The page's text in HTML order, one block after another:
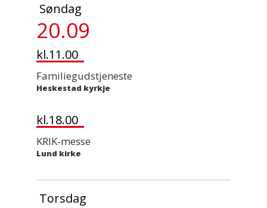
Søndag
20.09
kl.11.00
Familiegudstjeneste
Heskestad kyrkje
kl.18.00
KRIK-messe
Lund kirke
Torsdag